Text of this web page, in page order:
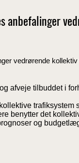
anbefalinger
vedrørende
afveje tilbuddet i
trafiksystem
benytter det
og